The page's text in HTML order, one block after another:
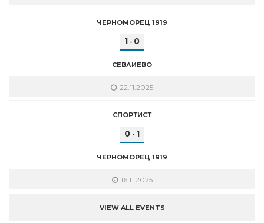
ЧЕРНОМОРЕЦ 1919
1 - 0
СЕВЛИЕВО
22.11.2025
СПОРТИСТ
0 - 1
ЧЕРНОМОРЕЦ 1919
16.11.2025
VIEW ALL EVENTS